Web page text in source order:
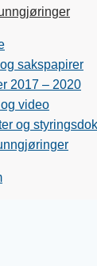
sakspapirer
2017 – 2020
video
og